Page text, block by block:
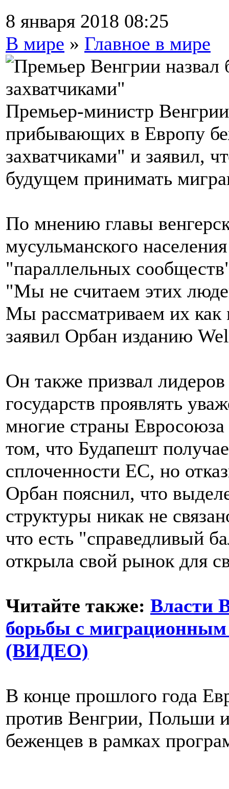
8 января 2018 08:25
В мире » Главное в мире
Премьер-министр
прибывающих в Европу
захватчиками" и заявил,
будущем принимать
По мнению главы
мусульманского
"параллельных
"Мы не считаем этих
Мы рассматриваем их как
заявил Орбан изданию
Он также призвал
государств проявлять
многие страны Евросоюза
том, что Будапешт
сплоченности ЕС, но
Орбан пояснил, что
структуры никак не
что есть "справедливый
открыла свой рынок для
Читайте также: Власти
борьбы с
(ВИДЕО)
В конце прошлого года
против Венгрии, Польши
беженцев в рамках